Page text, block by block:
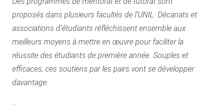
proposés dans plusieurs facultés de l’UNIL. Décanats et
associations d’étudiants réfléchissent ensemble aux
meilleurs moyens à mettre en œuvre pour faciliter la
réussite des étudiants de première année. Souples et
efficaces, ces soutiens par les pairs vont se développer
davantage.